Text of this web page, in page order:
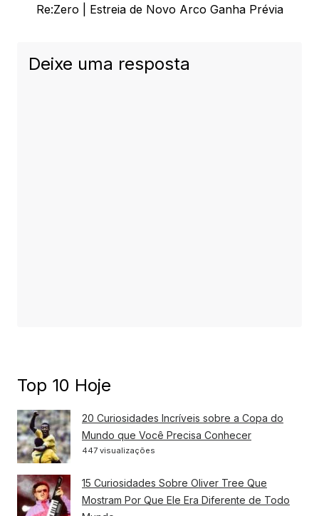
Next
Re:Zero | Estreia de Novo Arco Ganha Prévia
Deixe uma resposta
Top 10 Hoje
20 Curiosidades Incríveis sobre a Copa do
Mundo que Você Precisa Conhecer
447 visualizações
15 Curiosidades Sobre Oliver Tree Que
Mostram Por Que Ele Era Diferente de Todo